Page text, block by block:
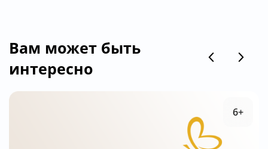
Вам может быть
интересно
6+